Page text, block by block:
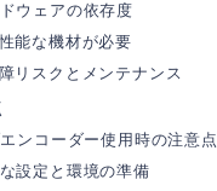
ウェアの依存度
能な機材が必要
リスクとメンテナンス
ンコーダー使用時の注意点
設定と環境の準備